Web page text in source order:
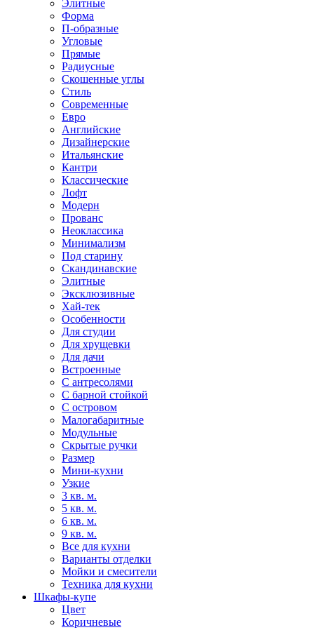
Элитные
Форма
П-образные
Угловые
Прямые
Радиусные
Скошенные углы
Стиль
Современные
Евро
Английские
Дизайнерские
Итальянские
Кантри
Классические
Лофт
Модерн
Прованс
Неоклассика
Минимализм
Под старину
Скандинавские
Элитные
Эксклюзивные
Хай-тек
Особенности
Для студии
Для хрущевки
Для дачи
Встроенные
С антресолями
С барной стойкой
С островом
Малогабаритные
Модульные
Скрытые ручки
Размер
Мини-кухни
Узкие
3 кв. м.
5 кв. м.
6 кв. м.
9 кв. м.
Все для кухни
Варианты отделки
Мойки и смесители
Техника для кухни
Шкафы-купе
Цвет
Коричневые